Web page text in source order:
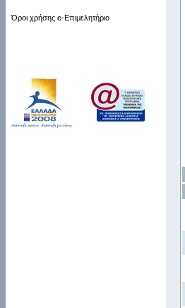
Όροι χρήσης e-Επιμελητήριο